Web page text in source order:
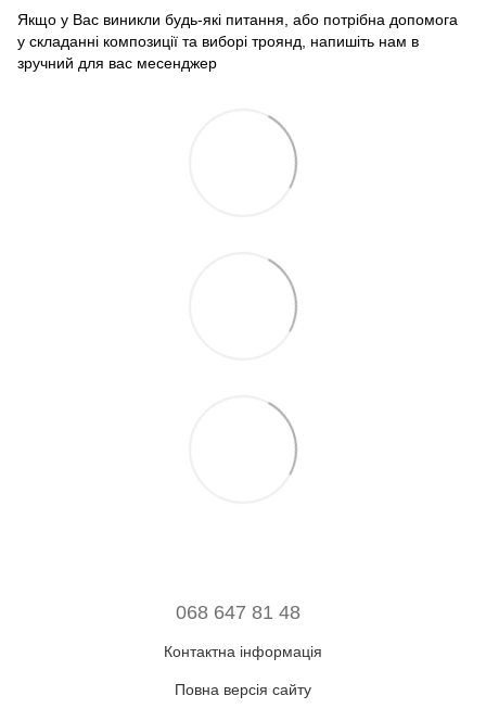
Якщо у Вас виникли будь-які питання, або потрібна допомога
у складанні композиції та виборі троянд, напишіть нам в
зручний для вас месенджер
068 647 81 48
Контактна інформація
Повна версія сайту